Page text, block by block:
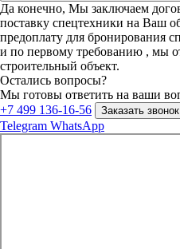
Да конечно, Мы заключаем
поставку спецтехники на Ваш
предоплату для бронирования
и по первому требованию , мы
строительный объект.
Остались вопросы?
Мы готовы ответить на ваши
+7 499 136-16-56
Заказать звонок
Telegram WhatsApp